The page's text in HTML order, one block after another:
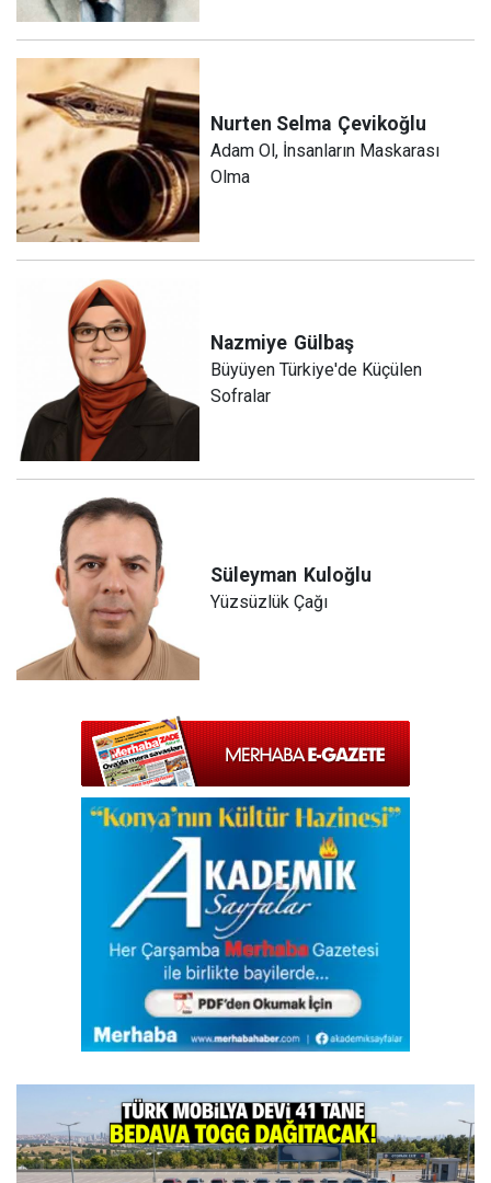
Nurten Selma Çevikoğlu
Adam Ol, İnsanların Maskarası
Olma
Nazmiye Gülbaş
Büyüyen Türkiye'de Küçülen
Sofralar
Süleyman Kuloğlu
Yüzsüzlük Çağı